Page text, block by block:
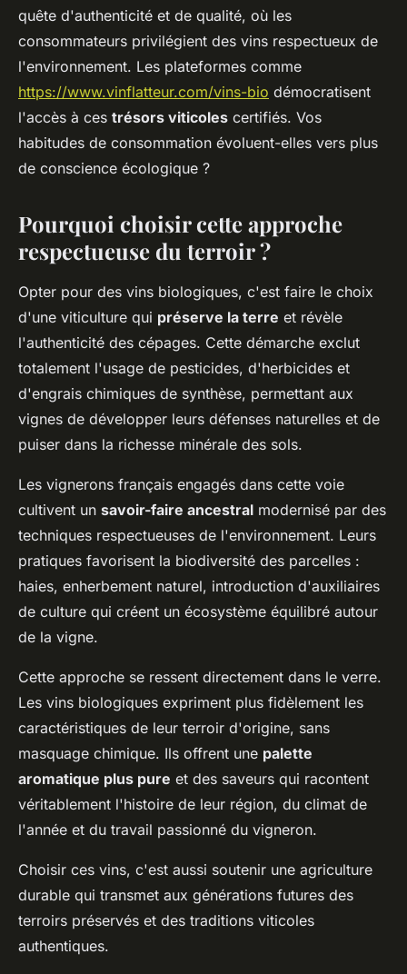
quête d'authenticité et de qualité, où les
consommateurs privilégient des vins respectueux de
l'environnement. Les plateformes comme
https://www.vinflatteur.com/vins-bio démocratisent
l'accès à ces trésors viticoles certifiés. Vos
habitudes de consommation évoluent-elles vers plus
de conscience écologique ?
Pourquoi choisir cette approche
respectueuse du terroir ?
Opter pour des vins biologiques, c'est faire le choix
d'une viticulture qui préserve la terre et révèle
l'authenticité des cépages. Cette démarche exclut
totalement l'usage de pesticides, d'herbicides et
d'engrais chimiques de synthèse, permettant aux
vignes de développer leurs défenses naturelles et de
puiser dans la richesse minérale des sols.
Les vignerons français engagés dans cette voie
cultivent un savoir-faire ancestral modernisé par des
techniques respectueuses de l'environnement. Leurs
pratiques favorisent la biodiversité des parcelles :
haies, enherbement naturel, introduction d'auxiliaires
de culture qui créent un écosystème équilibré autour
de la vigne.
Cette approche se ressent directement dans le verre.
Les vins biologiques expriment plus fidèlement les
caractéristiques de leur terroir d'origine, sans
masquage chimique. Ils offrent une palette
aromatique plus pure et des saveurs qui racontent
véritablement l'histoire de leur région, du climat de
l'année et du travail passionné du vigneron.
Choisir ces vins, c'est aussi soutenir une agriculture
durable qui transmet aux générations futures des
terroirs préservés et des traditions viticoles
authentiques.